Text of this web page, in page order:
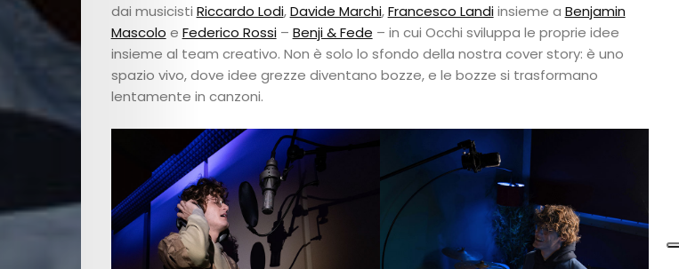
dai musicisti Riccardo Lodi,Davide Marchi,Francesco Landiinsieme a Benjamin
Mascolo e Federico Rossi– Benji & Fede – in cui Occhi sviluppa le proprie idee
insieme al team creativo. Non è solo lo sfondo della nostra cover story: è uno
spazio vivo, dove idee grezze diventano bozze, e le bozze si trasformano
lentamente in canzoni.